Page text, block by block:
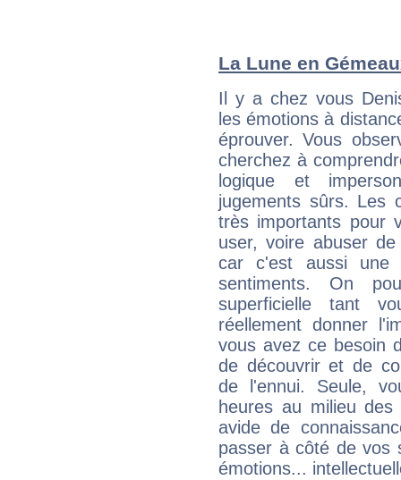
La Lune en
Il y a chez vous
les émotions à
éprouver. Vous
cherchez à
logique et
jugements sûrs. Les
très importants pour
user, voire abuser
car c'est aussi une
sentiments. On
superficielle tant
réellement donner
vous avez ce besoin
de découvrir et de
de l'ennui. Seule,
heures au milieu
avide de
passer à côté de vos
émotions...